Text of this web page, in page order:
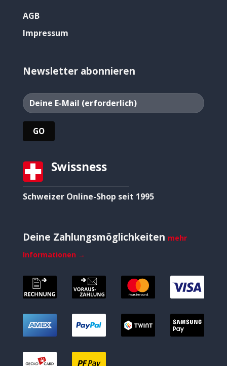
AGB
Impressum
Newsletter abonnieren
Swissness
Schweizer Online-Shop seit 1995
Deine Zahlungsmöglichkeiten mehr
Informationen →